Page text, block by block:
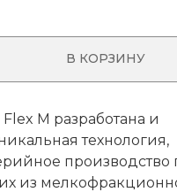
В КОРЗИНУ
M разработана и
технология,
производство
из